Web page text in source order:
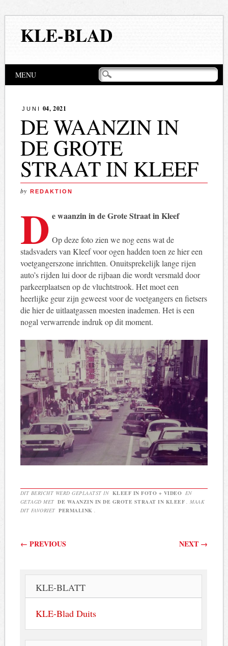
KLE-BLAD
Hoofdmenu
MENU
JUNI 04, 2021
DE WAANZIN IN
DE GROTE
STRAAT IN KLEEF
by REDAKTION
D e waanzin in de Grote Straat in Kleef
Op deze foto zien we nog eens wat de
stadsvaders van Kleef voor ogen hadden toen ze hier een
voetgangerszone inrichtten. Onuitsprekelijk lange rijen
auto’s rijden lui door de rijbaan die wordt versmald door
parkeerplaatsen op de vluchtstrook. Het moet een
heerlijke geur zijn geweest voor de voetgangers en fietsers
die hier de uitlaatgassen moesten inademen. Het is een
nogal verwarrende indruk op dit moment.
DIT BERICHT WERD GEPLAATST IN KLEEF IN FOTO + VIDEO EN
GETAGD MET DE WAANZIN IN DE GROTE STRAAT IN KLEEF . MAAK
DIT FAVORIET PERMALINK .
Berichtnavigatie
← PREVIOUS NEXT →
KLE-BLATT
KLE-Blad Duits